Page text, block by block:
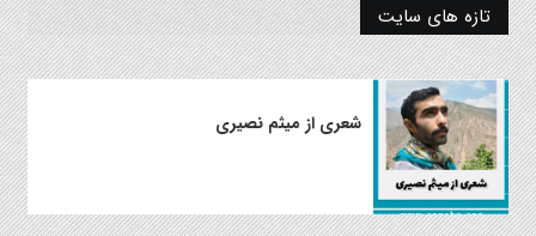
تازه های سایت
شعری از میثم نصیری